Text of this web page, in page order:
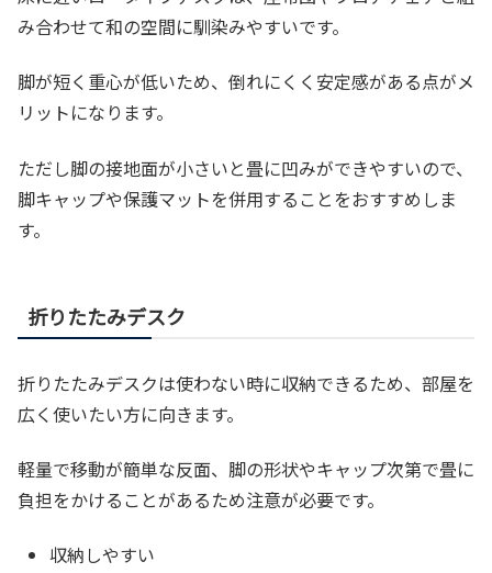
み合わせて和の空間に馴染みやすいです。
脚が短く重心が低いため、倒れにくく安定感がある点がメ
リットになります。
ただし脚の接地面が小さいと畳に凹みができやすいので、
脚キャップや保護マットを併用することをおすすめしま
す。
折りたたみデスク
折りたたみデスクは使わない時に収納できるため、部屋を
広く使いたい方に向きます。
軽量で移動が簡単な反面、脚の形状やキャップ次第で畳に
負担をかけることがあるため注意が必要です。
収納しやすい